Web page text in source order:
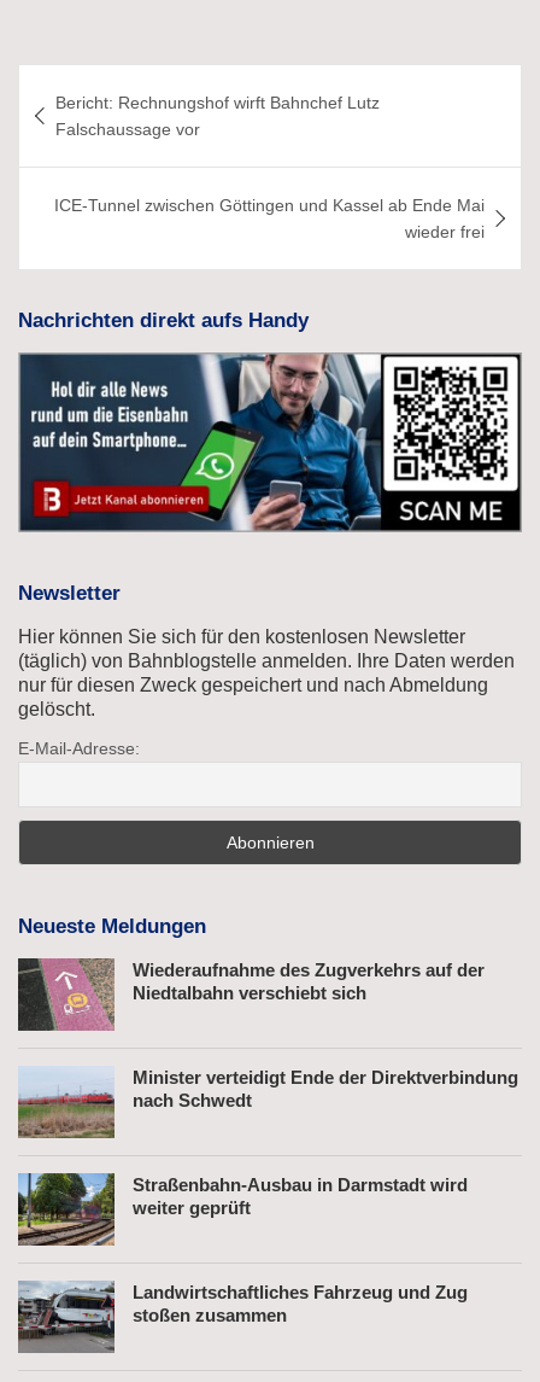
Bericht: Rechnungshof wirft Bahnchef Lutz
Falschaussage vor
ICE-Tunnel zwischen Göttingen und Kassel ab Ende Mai
wieder frei
Nachrichten direkt aufs Handy
Newsletter
Hier können Sie sich für den kostenlosen Newsletter
(täglich) von Bahnblogstelle anmelden. Ihre Daten werden
nur für diesen Zweck gespeichert und nach Abmeldung
gelöscht.
E-Mail-Adresse:
Neueste Meldungen
Wiederaufnahme des Zugverkehrs auf der
Niedtalbahn verschiebt sich
Minister verteidigt Ende der Direktverbindung
nach Schwedt
Straßenbahn-Ausbau in Darmstadt wird
weiter geprüft
Landwirtschaftliches Fahrzeug und Zug
stoßen zusammen